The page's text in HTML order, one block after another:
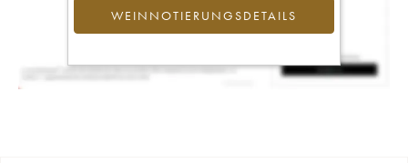
WEINNOTIERUNGSDETAILS